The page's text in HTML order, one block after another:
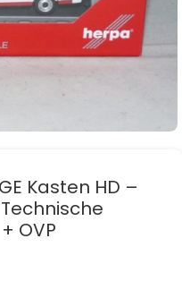
Kasten HD –
OVP